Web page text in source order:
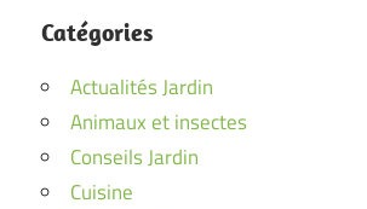
Catégories
Actualités Jardin
Animaux et insectes
Conseils Jardin
Cuisine